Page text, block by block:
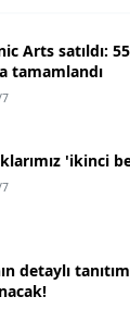
Arts satıldı:
tamamlandı
'ikinci
detaylı